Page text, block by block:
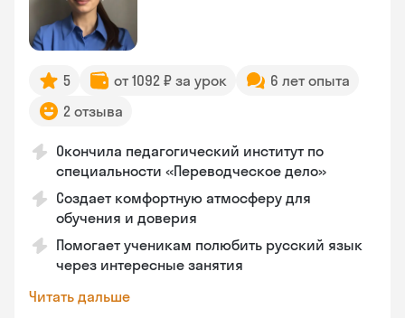
5 от 1092 ₽ за урок
6 лет опыта
2 отзыва
Окончила педагогический институт по
специальности «Переводческое дело»
Создает комфортную атмосферу для
обучения и доверия
Помогает ученикам полюбить русский язык
через интересные занятия
Читать дальше